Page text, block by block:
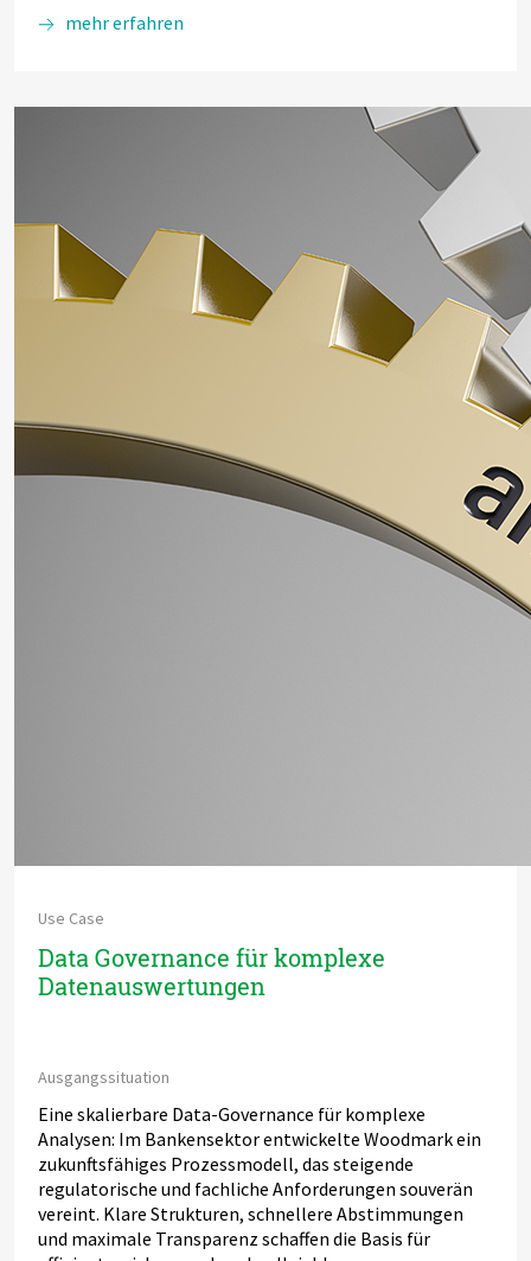
mehr erfahren
Use Case
Data Governance für komplexe
Datenauswertungen
Ausgangssituation
Eine skalierbare Data-Governance für komplexe
Analysen: Im Bankensektor entwickelte Woodmark ein
zukunftsfähiges Prozessmodell, das steigende
regulatorische und fachliche Anforderungen souverän
vereint. Klare Strukturen, schnellere Abstimmungen
und maximale Transparenz schaffen die Basis für